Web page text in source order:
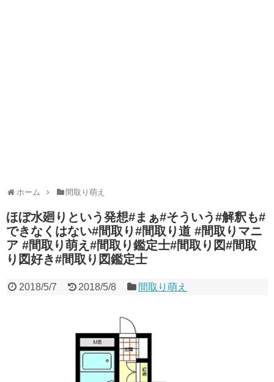
ホーム 間取り萌え
ほぼ水廻りという発想#まぁ#そういう#解釈も#
できなくはない#間取り#間取り道 #間取りマニ
ア #間取り萌え#間取り鑑定士#間取り図#間取
り図好き#間取り図鑑定士
2018/5/7 2018/5/8 間取り萌え